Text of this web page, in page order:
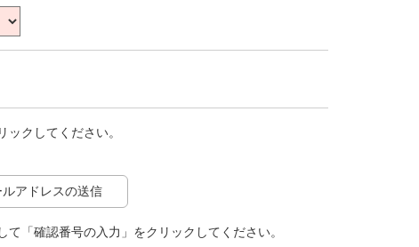
クしてください。
ルアドレスの送信
「確認番号の入力」をクリックしてください。